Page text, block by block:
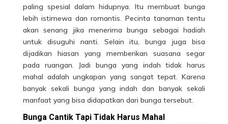
paling spesial dalam hidupnya. Itu membuat bunga
lebih istimewa dan romantis. Pecinta tanaman tentu
akan senang jika menerima bunga sebagai hadiah
untuk disuguhi nanti. Selain itu, bunga juga bisa
dijadikan hiasan yang memberikan suasana segar
pada ruangan. Jadibunga yang indah tidak harus
mahal adalah ungkapan yang sangat tepat. Karena
banyak sekali bunga yang indah dan banyak sekali
manfaat yang bisa didapatkan dari bunga tersebut.
Bunga Cantik Tapi Tidak Harus Mahal